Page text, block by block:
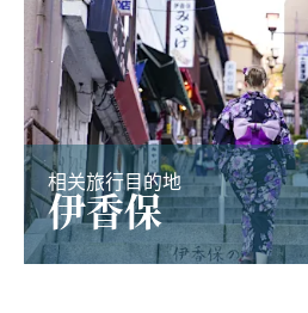
相关旅行目的地
伊香保